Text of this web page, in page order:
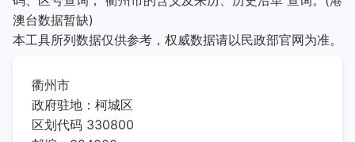
澳台数据暂缺)
本工具所列数据仅供参考，权威数据请以民政部官网为准。
衢州市
政府驻地：柯城区
区划代码 330800